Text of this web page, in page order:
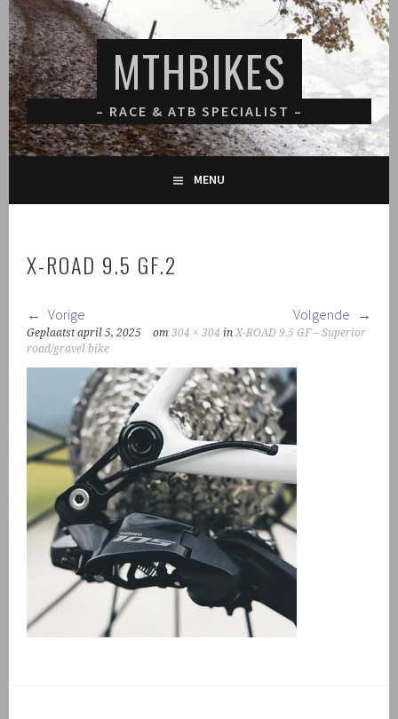
Spring
naar
inhoud
MTHBIKES
– RACE & ATB SPECIALIST –
MENU
X-ROAD 9.5 GF.2
Vorige Volgende
Geplaatstapril 5, 2025 om304 × 304 inX-ROAD 9.5 GF – Superior
road/gravel bike